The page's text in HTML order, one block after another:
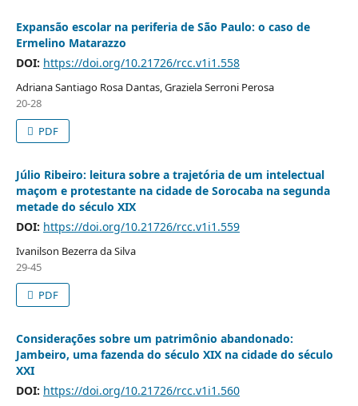
Expansão escolar na periferia de São Paulo: o caso de
Ermelino Matarazzo
DOI: https://doi.org/10.21726/rcc.v1i1.558
Adriana Santiago Rosa Dantas, Graziela Serroni Perosa
20-28
PDF
Júlio Ribeiro: leitura sobre a trajetória de um intelectual
maçom e protestante na cidade de Sorocaba na segunda
metade do século XIX
DOI: https://doi.org/10.21726/rcc.v1i1.559
Ivanilson Bezerra da Silva
29-45
PDF
Considerações sobre um patrimônio abandonado:
Jambeiro, uma fazenda do século XIX na cidade do século
XXI
DOI: https://doi.org/10.21726/rcc.v1i1.560